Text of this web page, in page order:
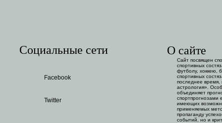
Социальные сети
Facebook
Twitter
О сайте
Сайт посвящен
спортивных
футболу, хоккею,
спортивных
последнее время,
астрология».
объединяет
спортпрогнозами
имеющих
применяемых
пропаганду
событий, но и